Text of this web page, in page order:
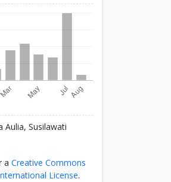
Aulia, Susilawati
a Creative Commons
License.